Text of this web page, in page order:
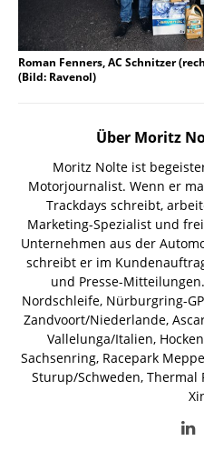
Roman Fenners, AC Schnitzer
(Bild: Ravenol)
Über Moritz
Moritz Nolte ist
Motorjournalist. Wenn er
Trackdays schreibt,
Marketing-Spezialist und
Unternehmen aus der
schreibt er im
und Presse-
Nordschleife, Nürburgring-
Zandvoort/Niederlande,
Vallelunga/Italien,
Sachsenring, Racepark
Sturup/Schweden, Thermal